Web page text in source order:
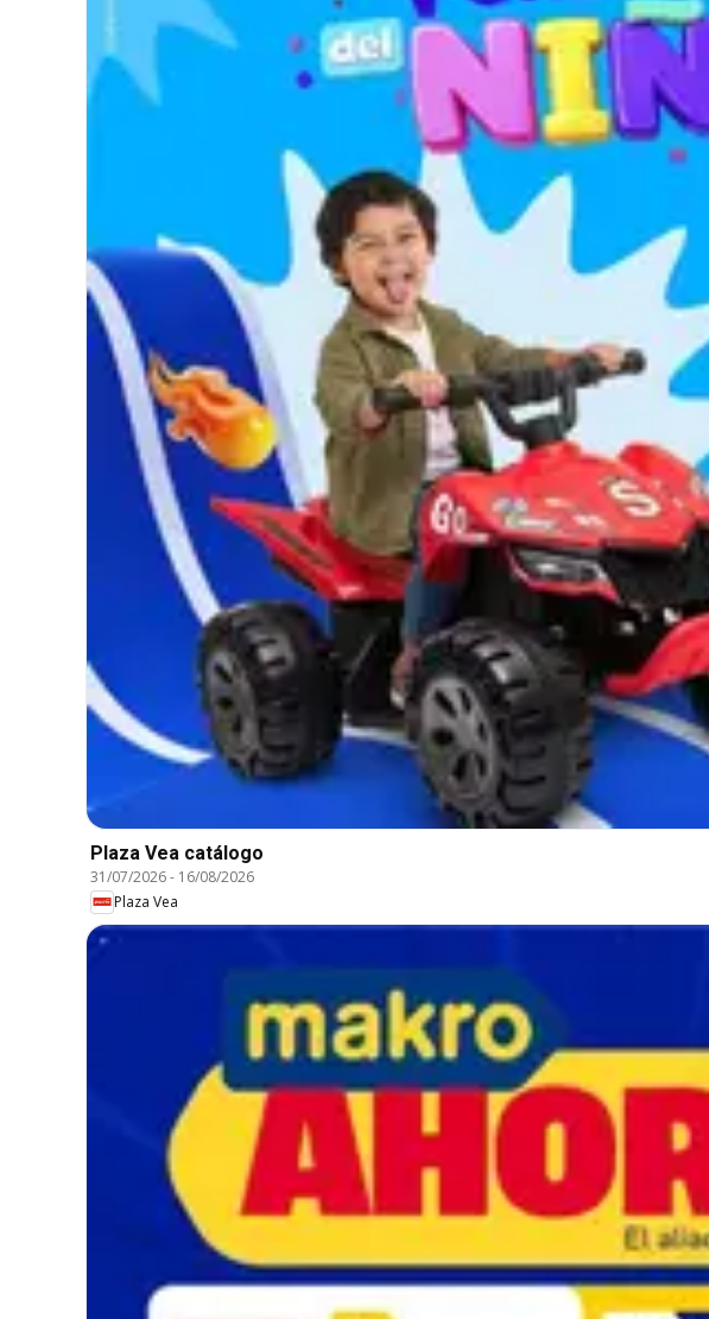
Plaza Vea catálogo
31/07/2026- 16/08/2026
Plaza Vea